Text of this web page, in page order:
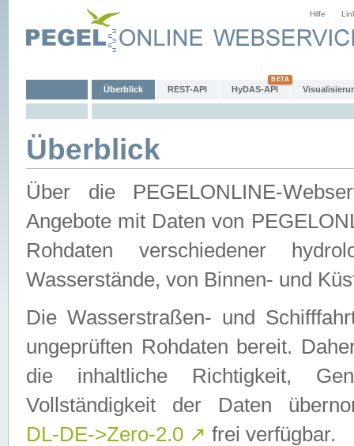
Hilfe
Überblick REST-API HyDAS-API
Überblick
Über die PEGELONLINE-
Angebote mit Daten von
Rohdaten verschiedener
Wasserstände, von Binnen- und
Die Wasserstraßen- und
ungeprüften Rohdaten bereit.
die inhaltliche Richtigkeit,
Vollständigkeit der Daten
DL-DE->Zero-2.0 ↗ frei verfügbar.